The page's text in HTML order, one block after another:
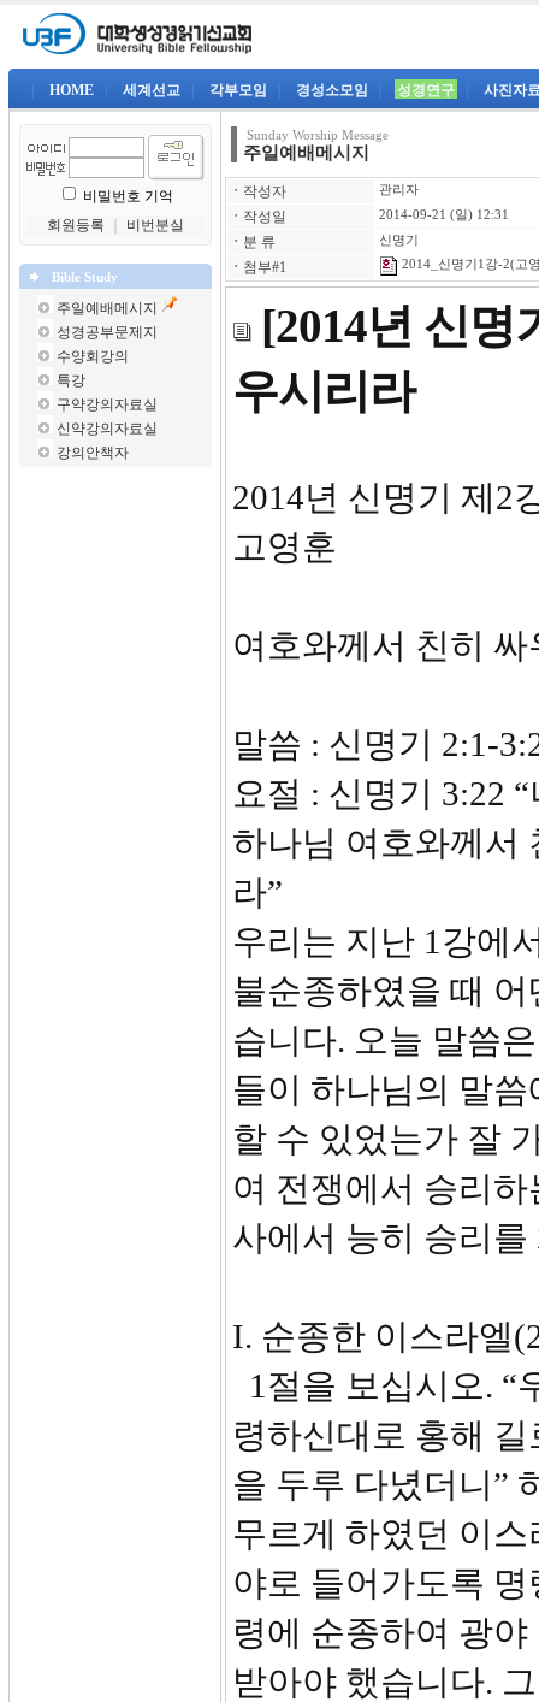
HOME 세계선교 각부모임 경성소모임 성경연구 사진자
비밀번호 기억
회원등록
비번분실
Bible Study
주일예배메시지
성경공부문제지
수양회강의
특강
구약강의자료실
신약강의자료실
강의안책자
Sunday Worship Message
주일예배메시지
ㆍ 작성자 관리자
ㆍ 작성일 2014-09-21 (일) 12:31
ㆍ 분 류 신명기
ㆍ 첨부#1 2014_신명기1강-2(고
[2014년 신명
우시리라
2014
고영훈
여호와께서 친히
말씀 : 신명기 2:1-
요절 : 신명기 3:22
하나님 여호와께서
라”
우리는 지난 1강에
불순종하였을 때
습니다. 오늘 말씀
들이 하나님의 말
할 수 있었는가 잘
여 전쟁에서 승리
사에서 능히 승리
I. 순종한 이스라엘
1절을 보십시오. “
령하신대로 홍해
을 두루 다녔더니”
무르게 하였던 이
야로 들어가도록
령에 순종하여 광
받아야 했습니다.